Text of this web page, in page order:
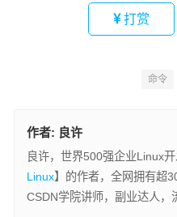
打赏
命令
作者: 良许
良许，世界500强企业Linux
Linux】的作者，全网拥有超
CSDN学院讲师，副业达人，